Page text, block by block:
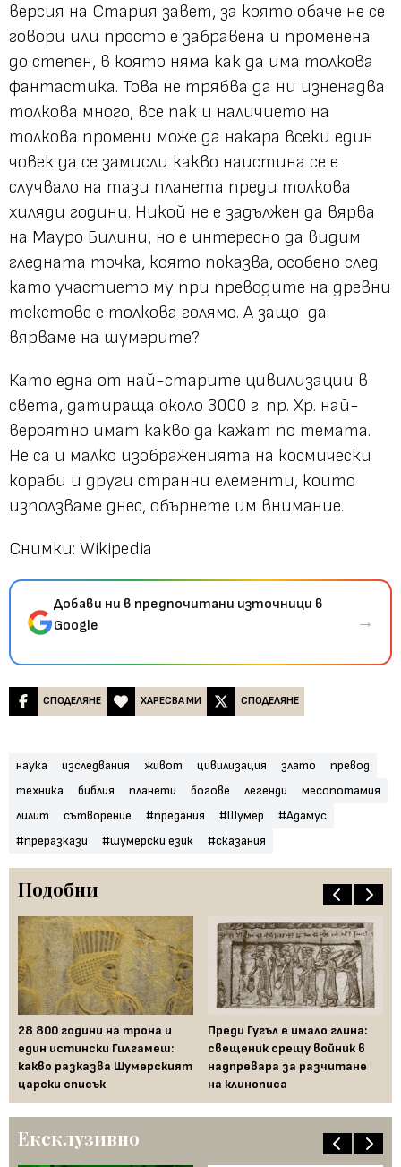
версия на Стария завет, за която обаче не се
говори или просто е забравена и променена
до степен, в която няма как да има толкова
фантастика. Това не трябва да ни изненадва
толкова много, все пак и наличието на
толкова промени може да накара всеки един
човек да се замисли какво наистина се е
случвало на тази планета преди толкова
хиляди години. Никой не е задължен да вярва
на Мауро Билини, но е интересно да видим
гледната точка, която показва, особено след
като участието му при преводите на древни
текстове е толкова голямо. А защо да
вярваме на шумерите?
Като една от най-старите цивилизации в
света, датираща около 3000 г. пр. Хр. най-
вероятно имат какво да кажат по темата.
Не са и малко изображенията на космически
кораби и други странни елементи, които
използваме днес, обърнете им внимание.
Снимки: Wikipedia
Добави ни в предпочитани източници в
Google
→
СПОДЕЛЯНЕ ХАРЕСВА МИ СПОДЕЛЯНЕ
наука изследвания живот цивилизация злато
превод
техника
библия планети богове легенди
месопотамия
лилит
сътворение #предания #Шумер
#Адамус
#преразкази
#шумерски език #сказания
Подобни
28 800 години на трона и
един истински Гилгамеш:
какво разказва Шумерският
царски списък
Преди Гугъл е имало глина:
свещеник срещу войник в
надпревара за разчитане
на клинописа
Ексклузивно